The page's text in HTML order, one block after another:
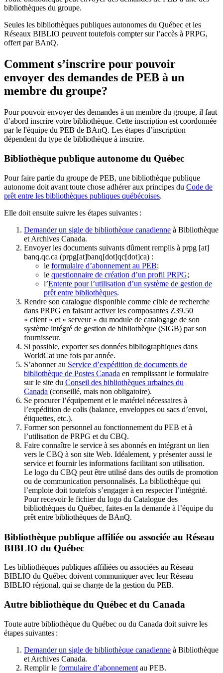
bibliothèques du groupe.
Seules les bibliothèques publiques autonomes du Québec et les
Réseaux BIBLIO peuvent toutefois compter sur l’accès à PRPG,
offert par BAnQ.
Comment s’inscrire pour pouvoir
envoyer des demandes de PEB à un
membre du groupe?
Pour pouvoir envoyer des demandes à un membre du groupe, il faut
d’abord inscrire votre bibliothèque. Cette inscription est coordonnée
par le l'équipe du PEB de BAnQ. Les étapes d’inscription
dépendent du type de bibliothèque à inscrire.
Bibliothèque publique autonome du Québec
Pour faire partie du groupe de PEB, une bibliothèque publique
autonome doit avant toute chose adhérer aux principes du Code de
prêt entre les bibliothèques publiques québécoises.
Elle doit ensuite suivre les étapes suivantes :
Demander un sigle de bibliothèque canadienne à Bibliothèque
et Archives Canada.
Envoyer les documents suivants dûment remplis à prpg [at]
banq.qc.ca (prpg[at]banq[dot]qc[dot]ca) :
le formulaire d’abonnement au PEB;
le questionnaire de création d’un profil PRPG;
l’Entente pour l’utilisation d’un système de gestion de
prêt entre bibliothèques.
Rendre son catalogue disponible comme cible de recherche
dans PRPG en faisant activer les composantes Z39.50
« client » et « serveur » du module de catalogage de son
système intégré de gestion de bibliothèque (SIGB) par son
fournisseur.
Si possible, exporter ses données bibliographiques dans
WorldCat une fois par année.
S’abonner au Service d’expédition de documents de
bibliothèque de Postes Canada en remplissant le formulaire
sur le site du Conseil des bibliothèques urbaines du
Canada (conseillé, mais non obligatoire).
Se procurer l’équipement et le matériel nécessaires à
l’expédition de colis (balance, enveloppes ou sacs d’envoi,
étiquettes, etc.).
Former son personnel au fonctionnement du PEB et à
l’utilisation de PRPG et du CBQ.
Faire connaître le service à ses abonnés en intégrant un lien
vers le CBQ à son site Web. Idéalement, y présenter aussi le
service et fournir les informations facilitant son utilisation.
Le logo du CBQ peut être utilisé dans des outils de promotion
ou de communication personnalisés. La bibliothèque qui
l’emploie doit toutefois s’engager à en respecter l’intégrité.
Pour recevoir le fichier du logo du Catalogue des
bibliothèques du Québec, faites-en la demande à l’équipe du
prêt entre bibliothèques de BAnQ.
Bibliothèque publique affiliée ou associée au Réseau
BIBLIO du Québec
Les bibliothèques publiques affiliées ou associées au Réseau
BIBLIO du Québec doivent communiquer avec leur Réseau
BIBLIO régional, qui se charge de la gestion du PEB.
Autre bibliothèque du Québec et du Canada
Toute autre bibliothèque du Québec ou du Canada doit suivre les
étapes suivantes :
Demander un sigle de bibliothèque canadienne à Bibliothèque
et Archives Canada.
Remplir le formulaire d’abonnement au PEB.